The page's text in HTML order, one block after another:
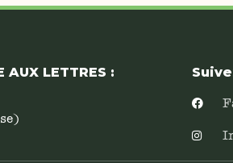
AUX LETTRES :